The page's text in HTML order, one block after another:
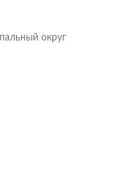
округ